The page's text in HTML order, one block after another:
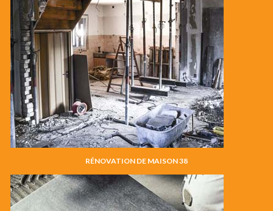
RÉNOVATION DE MAISON 38